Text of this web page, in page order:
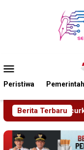
Mobile
Peristiwa
Berita Terbaru
Air Bersih